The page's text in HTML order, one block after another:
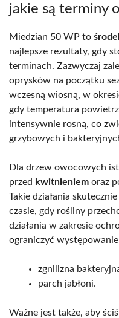
jakie są terminy
Miedzian 50 WP to
najlepsze rezultaty, gdy
terminach. Zazwyczaj
oprysków na początku
wczesną wiosną, w
gdy temperatura
intensywnie rosną, co
grzybowych i
Dla drzew owocowych
przed kwitnieniem oraz
Takie działania
czasie, gdy rośliny
działania w zakresie
ograniczyć
zgnilizna
parch jabłoni.
Ważne jest także, aby